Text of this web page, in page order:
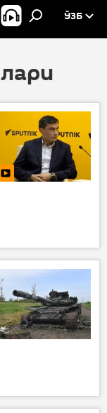
ЎЗБ